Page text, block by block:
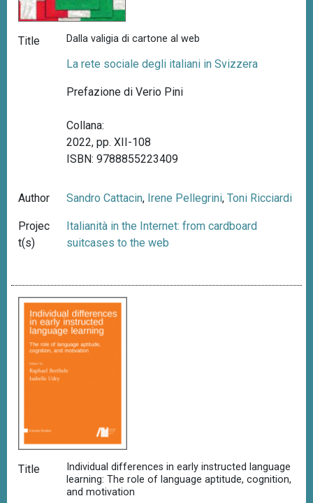
Title Dalla valigia di cartone al web
La rete sociale degli italiani in Svizzera
Prefazione di Verio Pini
Collana:
2022, pp. XII-108
ISBN: 9788855223409
Author Sandro Cattacin, Irene Pellegrini,Toni Ricciardi
Projec
t(s)
Italianità in the Internet: from cardboard
suitcases to the web
Title
Individual differences in early instructed language
learning: The role of language aptitude, cognition,
and motivation